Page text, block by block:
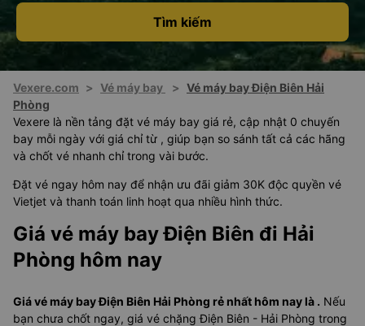
Tìm kiếm
Vexere.com > Vé máy bay > Vé máy bay Điện Biên Hải
Phòng
Vexere là nền tảng đặt vé máy bay giá rẻ, cập nhật 0 chuyến
bay mỗi ngày với giá chỉ từ , giúp bạn so sánh tất cả các hãng
và chốt vé nhanh chỉ trong vài bước.
Đặt vé ngay hôm nay để nhận ưu đãi giảm 30K độc quyền vé
Vietjet và thanh toán linh hoạt qua nhiều hình thức.
Giá vé máy bay Điện Biên đi Hải
Phòng hôm nay
Giá vé máy bay Điện Biên Hải Phòng rẻ nhất hôm nay là . Nếu
bạn chưa chốt ngay, giá vé chặng Điện Biên - Hải Phòng trong